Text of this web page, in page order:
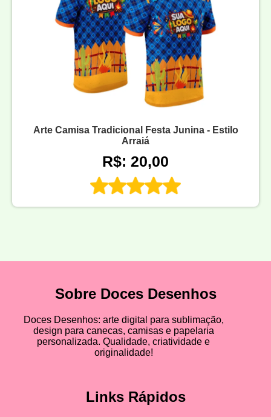
Arte Camisa Tradicional Festa Junina - Estilo
Arraiá
R$: 20,00
Sobre Doces Desenhos
Doces Desenhos: arte digital para sublimação,
design para canecas, camisas e papelaria
personalizada. Qualidade, criatividade e
originalidade!
Links Rápidos